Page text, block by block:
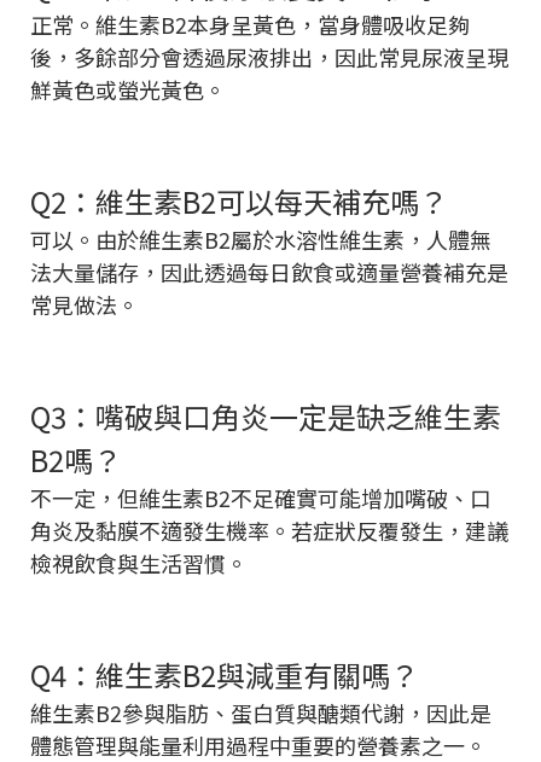
正常。維生素B2本身呈黃色，當身體吸收足夠
後，多餘部分會透過尿液排出，因此常見尿液呈現
鮮黃色或螢光黃色。
Q2：維生素B2可以每天補充嗎？
可以。由於維生素B2屬於水溶性維生素，人體無
法大量儲存，因此透過每日飲食或適量營養補充是
常見做法。
Q3：嘴破與口角炎一定是缺乏維生素
B2嗎？
不一定，但維生素B2不足確實可能增加嘴破、口
角炎及黏膜不適發生機率。若症狀反覆發生，建議
檢視飲食與生活習慣。
Q4：維生素B2與減重有關嗎？
維生素B2參與脂肪、蛋白質與醣類代謝，因此是
體態管理與能量利用過程中重要的營養素之一。